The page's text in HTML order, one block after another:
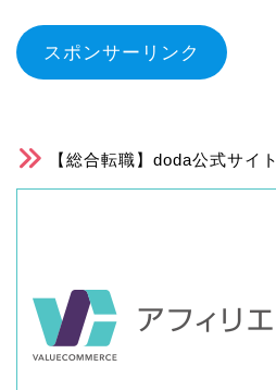
スポンサーリンク
【総合転職】doda公式サイト